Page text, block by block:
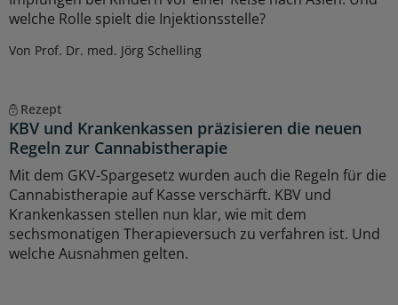
welche Rolle spielt die Injektionsstelle?
Von Prof. Dr. med. Jörg Schelling
Rezept
KBV und Krankenkassen präzisieren die neuen
Regeln zur Cannabistherapie
Mit dem GKV-Spargesetz wurden auch die Regeln für die
Cannabistherapie auf Kasse verschärft. KBV und
Krankenkassen stellen nun klar, wie mit dem
sechsmonatigen Therapieversuch zu verfahren ist. Und
welche Ausnahmen gelten.